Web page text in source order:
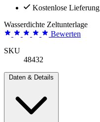
Kostenlose Lieferung
Wasserdichte Zeltunterlage
Bewerten
SKU
48432
Daten & Details